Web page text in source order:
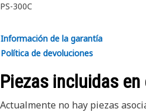
PS-300C
Información de la garantía
Política de devoluciones
Piezas incluidas
Actualmente no hay piezas